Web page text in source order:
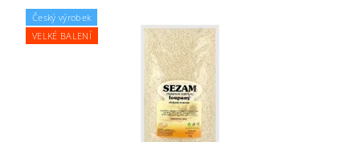
Český výrobek
VELKÉ BALENÍ